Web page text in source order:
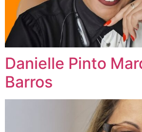
Danielle Pinto
Barros